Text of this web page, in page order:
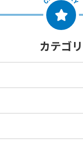
カテゴリ